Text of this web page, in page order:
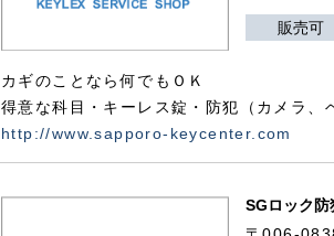
販売可
カギのことなら何でもＯＫ
得意な科目・キーレス錠・防犯（カメラ
http://www.sapporo-keycenter.com
SGロック